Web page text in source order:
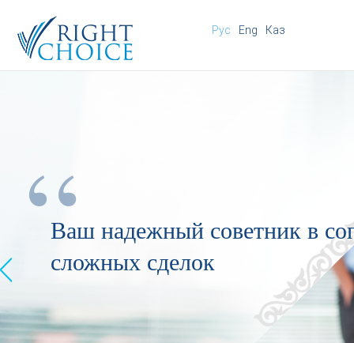
Рус Eng Каз
“
Ваш надежный советник в
сложных сделок